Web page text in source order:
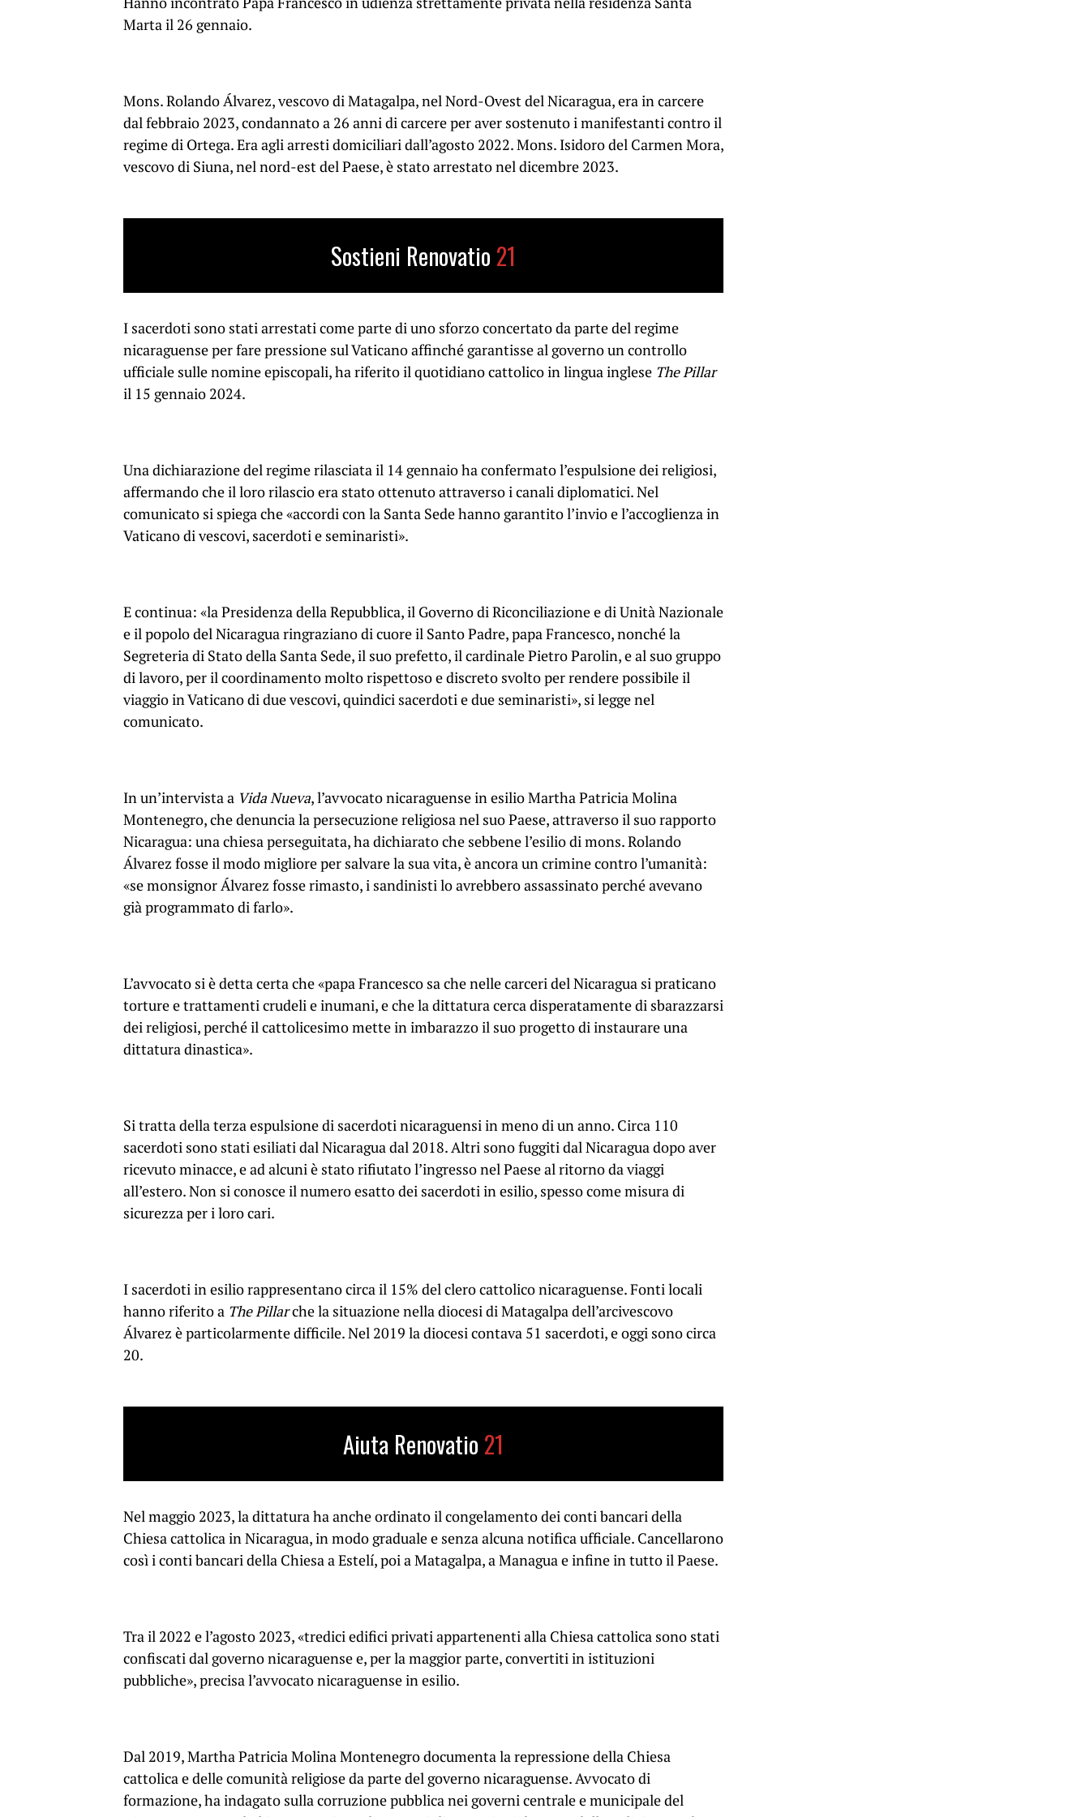
Marta il 26 gennaio.
Mons. Rolando Álvarez, vescovo di Matagalpa, nel Nord-Ovest del Nicaragua, era in carcere
dal febbraio 2023, condannato a 26 anni di carcere per aver sostenuto i manifestanti contro il
regime di Ortega. Era agli arresti domiciliari dall’agosto 2022. Mons. Isidoro del Carmen Mora,
vescovo di Siuna, nel nord-est del Paese, è stato arrestato nel dicembre 2023.
Sostieni Renovatio 21
I sacerdoti sono stati arrestati come parte di uno sforzo concertato da parte del regime
nicaraguense per fare pressione sul Vaticano affinché garantisse al governo un controllo
ufficiale sulle nomine episcopali, ha riferito il quotidiano cattolico in lingua inglese The Pillar
il 15 gennaio 2024.
Una dichiarazione del regime rilasciata il 14 gennaio ha confermato l’espulsione dei religiosi,
affermando che il loro rilascio era stato ottenuto attraverso i canali diplomatici. Nel
comunicato si spiega che «accordi con la Santa Sede hanno garantito l’invio e l’accoglienza in
Vaticano di vescovi, sacerdoti e seminaristi».
E continua: «la Presidenza della Repubblica, il Governo di Riconciliazione e di Unità Nazionale
e il popolo del Nicaragua ringraziano di cuore il Santo Padre, papa Francesco, nonché la
Segreteria di Stato della Santa Sede, il suo prefetto, il cardinale Pietro Parolin, e al suo gruppo
di lavoro, per il coordinamento molto rispettoso e discreto svolto per rendere possibile il
viaggio in Vaticano di due vescovi, quindici sacerdoti e due seminaristi», si legge nel
comunicato.
In un’intervista a Vida Nueva, l’avvocato nicaraguense in esilio Martha Patricia Molina
Montenegro, che denuncia la persecuzione religiosa nel suo Paese, attraverso il suo rapporto
Nicaragua: una chiesa perseguitata, ha dichiarato che sebbene l’esilio di mons. Rolando
Álvarez fosse il modo migliore per salvare la sua vita, è ancora un crimine contro l’umanità:
«se monsignor Álvarez fosse rimasto, i sandinisti lo avrebbero assassinato perché avevano
già programmato di farlo».
L’avvocato si è detta certa che «papa Francesco sa che nelle carceri del Nicaragua si praticano
torture e trattamenti crudeli e inumani, e che la dittatura cerca disperatamente di sbarazzarsi
dei religiosi, perché il cattolicesimo mette in imbarazzo il suo progetto di instaurare una
dittatura dinastica».
Si tratta della terza espulsione di sacerdoti nicaraguensi in meno di un anno. Circa 110
sacerdoti sono stati esiliati dal Nicaragua dal 2018. Altri sono fuggiti dal Nicaragua dopo aver
ricevuto minacce, e ad alcuni è stato rifiutato l’ingresso nel Paese al ritorno da viaggi
all’estero. Non si conosce il numero esatto dei sacerdoti in esilio, spesso come misura di
sicurezza per i loro cari.
I sacerdoti in esilio rappresentano circa il 15% del clero cattolico nicaraguense. Fonti locali
hanno riferito a The Pillarche la situazione nella diocesi di Matagalpa dell’arcivescovo
Álvarez è particolarmente difficile. Nel 2019 la diocesi contava 51 sacerdoti, e oggi sono circa
20.
Aiuta Renovatio 21
Nel maggio 2023, la dittatura ha anche ordinato il congelamento dei conti bancari della
Chiesa cattolica in Nicaragua, in modo graduale e senza alcuna notifica ufficiale. Cancellarono
così i conti bancari della Chiesa a Estelí, poi a Matagalpa, a Managua e infine in tutto il Paese.
Tra il 2022 e l’agosto 2023, «tredici edifici privati ​​appartenenti alla Chiesa cattolica sono stati
confiscati dal governo nicaraguense e, per la maggior parte, convertiti in istituzioni
pubbliche», precisa l’avvocato nicaraguense in esilio.
Dal 2019, Martha Patricia Molina Montenegro documenta la repressione della Chiesa
cattolica e delle comunità religiose da parte del governo nicaraguense. Avvocato di
formazione, ha indagato sulla corruzione pubblica nei governi centrale e municipale del